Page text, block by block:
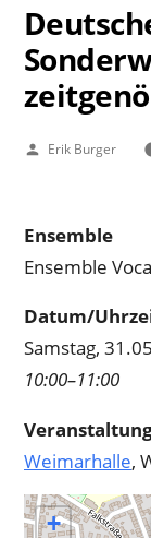
Veröffentlicht
Erik Burger
Ensemble
Ensemble
Datum/
Samstag,
10:00–11:00
Weimarhalle,
+